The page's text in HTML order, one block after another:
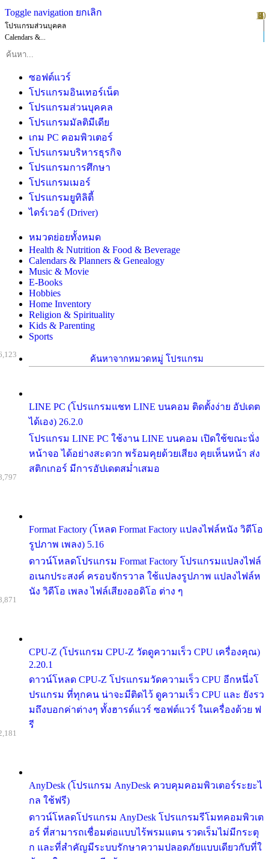
Toggle navigation ยกเลิก
โปรแกรมส่วนบุคคล
Calendars &...
ซอฟต์แวร์
โปรแกรมอินเทอร์เน็ต
โปรแกรมส่วนบุคคล
โปรแกรมมัลติมีเดีย
เกม PC คอมพิวเตอร์
โปรแกรมบริหารธุรกิจ
โปรแกรมการศึกษา
โปรแกรมเมอร์
โปรแกรมยูทิลิตี้
ไดร์เวอร์ (Driver)
หมวดย่อยทั้งหมด
Health & Nutrition & Food & Beverage
Calendars & Planners & Genealogy
Music & Movie
E-Books
Hobbies
Home Inventory
Religion & Spirituality
Kids & Parenting
Sports
ค้นหาจากหมวดหมู่ โปรแกรม
LINE PC (โปรแกรมแชท LINE บนคอม ติดตั้งง่าย อัปเดต
ได้เอง) 26.2.0
โปรแกรม LINE PC ใช้งาน LINE บนคอม เปิดใช้ขณะนั่ง
หน้าจอ ได้อย่างสะดวก พร้อมคุยด้วยเสียง คุยเห็นหน้า ส่ง
สติกเกอร์ มีการอัปเดตสม่ำเสมอ
Format Factory (โหลด Format Factory แปลงไฟล์หนัง วิดีโอ
รูปภาพ เพลง) 5.16
ดาวน์โหลดโปรแกรม Format Factory โปรแกรมแปลงไฟล์
อเนกประสงค์ ครอบจักรวาล ใช้แปลงรูปภาพ แปลงไฟล์ห
นัง วิดีโอ เพลง ไฟล์เสียงออดิโอ ต่าง ๆ
CPU-Z (โปรแกรม CPU-Z วัดดูความเร็ว CPU เครื่องคุณ)
2.20.1
ดาวน์โหลด CPU-Z โปรแกรมวัดความเร็ว CPU อีกหนึ่งโ
ปรแกรม ที่ทุกคน น่าจะมีติดไว้ ดูความเร็ว CPU และ ยังรว
มถึงบอกค่าต่างๆ ทั้งฮารด์แวร์ ซอฟต์แวร์ ในเครื่องด้วย ฟ
รี
AnyDesk (โปรแกรม AnyDesk ควบคุมคอมพิวเตอร์ระยะไ
กล ใช้ฟรี)
ดาวน์โหลดโปรแกรม AnyDesk โปรแกรมรีโมทคอมพิวเต
อร์ ที่สามารถเชื่อมต่อแบบไร้พรมแดน รวดเร็มไม่มีกระตุ
ก และที่สำคัญมีระบบรักษาความปลอดภัยแบบเดียวกับที่ใ
1
2
3
4
5
6
7
8
9
10